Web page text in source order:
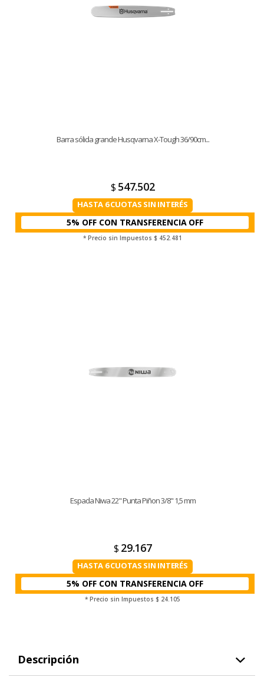
Barra sólida grande Husqvarna X-Tough 36/90cm...
$ 547.502
HASTA 6 CUOTAS SIN INTERÉS
5% OFF CON TRANSFERENCIA
* Precio sin Impuestos $ 452.481
Espada Niwa 22" Punta Piñon 3/8" 1,5 mm
$ 29.167
HASTA 6 CUOTAS SIN INTERÉS
5% OFF CON TRANSFERENCIA
* Precio sin Impuestos $ 24.105
Descripción